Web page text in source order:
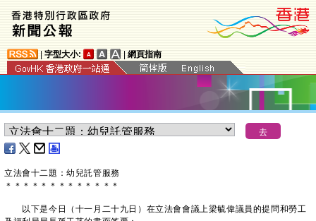
字型大小: 網頁指南
立法會十二題：幼兒託管服務
＊ ＊ ＊ ＊ ＊ ＊ ＊ ＊ ＊ ＊ ＊ ＊ ＊
以下是今日（十一月二十九日）在立法會會議上梁毓偉議員的提問和勞工